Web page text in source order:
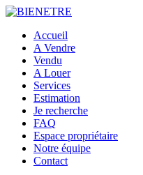
Accueil
A Vendre
Vendu
A Louer
Services
Estimation
Je recherche
FAQ
Espace propriétaire
Notre équipe
Contact